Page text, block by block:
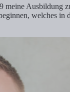
Ausbildung
welches